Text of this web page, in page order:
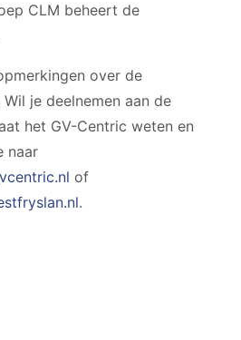
CLM beheert de
over de
je deelnemen aan de
het GV-Centric weten en
naar
of
.